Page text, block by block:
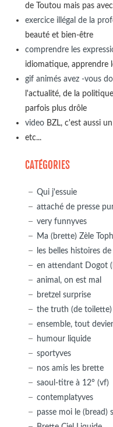
de Toutou mais pas
exercice illégal de la
beauté et bien-être
comprendre les
idiomatique, apprendre
gif animés avez -vous
l'actualité, de la
parfois plus drôle
videoBZL, c'est aussi
etc...
CATÉGORIES
Qui j'essuie
attaché de presse
very funnyves
Ma (brette) Zèle
les belles histoires
en attendant Dogot
animal, on est mal
bretzel surprise
the truth (de toilette)
ensemble, tout
humour liquide
sportyves
nos amis les brette
saoul-titre à 12° (vf)
contemplatyves
passe moi le (bread)